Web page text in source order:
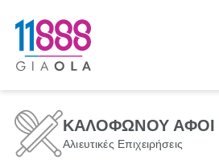
ΚΑΛΟΦΩΝΟΥ
Αλιευτικές Επιχειρήσεις